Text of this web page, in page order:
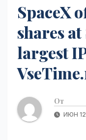
SpaceX
shares at
largest
От
ИЮН